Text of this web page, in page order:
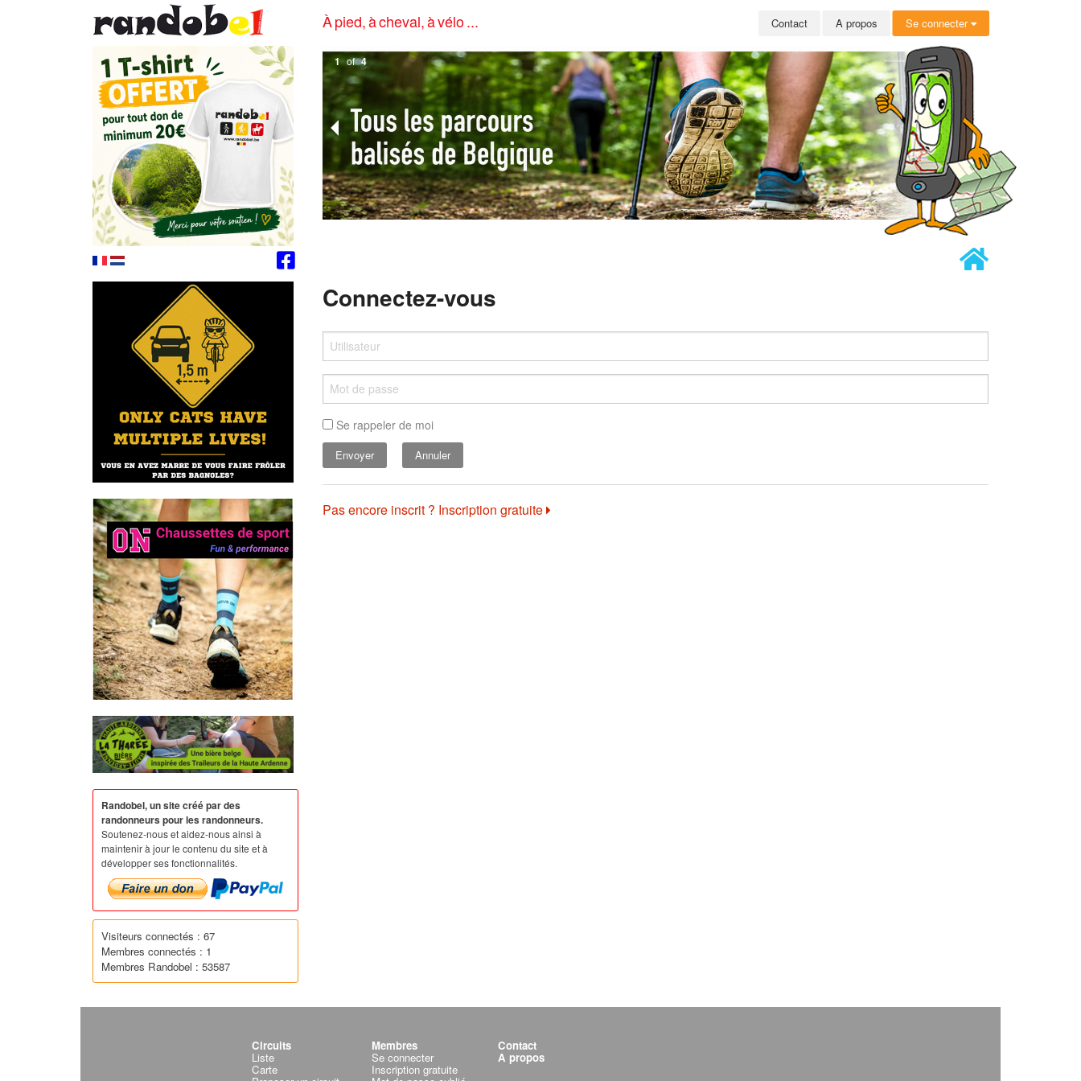
À pied, à cheval, à vélo ... Contact A propos Se connecter
1 of 4
Connectez-vous
Se rappeler de moi
Annuler
Pas encore inscrit ? Inscription gratuite
Randobel, un site créé par des
randonneurs pour les randonneurs.
Soutenez-nous et aidez-nous ainsi à
maintenir à jour le contenu du site et à
développer ses fonctionnalités.
Visiteurs connectés : 67
Membres connectés : 1
Membres Randobel : 53587
Circuits
Liste
Carte
Membres
Se connecter
Inscription gratuite
Contact
A propos